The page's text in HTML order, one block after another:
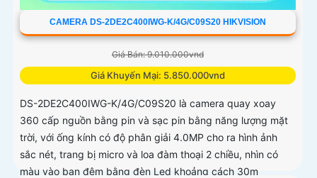
CAMERA DS-2DE2C400IWG-K/4G/C09S20 HIKVISION
Giá Bán: 9.010.000vnd
Giá Khuyến Mại: 5.850.000vnd
DS-2DE2C400IWG-K/4G/C09S20 là camera quay xoay
360 cấp nguồn bằng pin và sạc pin bằng năng lượng mặt
trời, với ống kính có độ phân giải 4.0MP cho ra hình ảnh
sắc nét, trang bị micro và loa đàm thoại 2 chiều, nhìn có
màu vào ban đêm bằng đèn Led khoảng cách 30m